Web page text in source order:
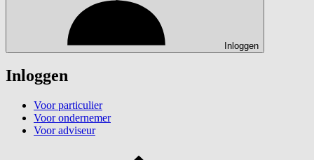
Inloggen
Inloggen
Voor particulier
Voor ondernemer
Voor adviseur